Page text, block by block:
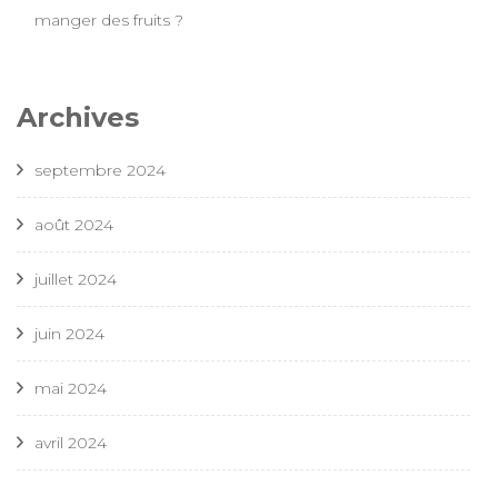
manger des fruits ?
Archives
septembre 2024
août 2024
juillet 2024
juin 2024
mai 2024
avril 2024